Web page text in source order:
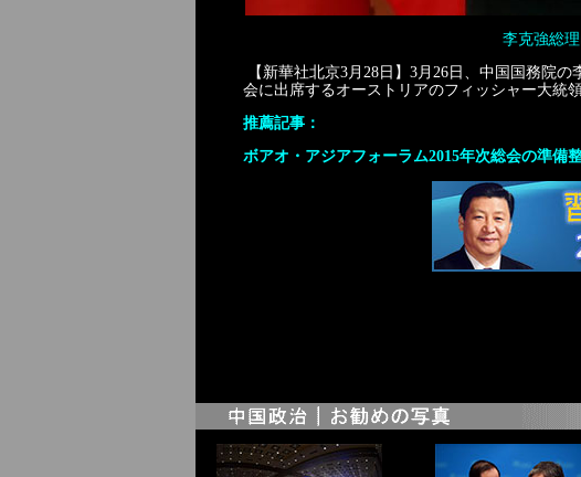
李克強総
【新華社北京3月28日】3月26日、中国国務院
会に出席するオーストリアのフィッシャー大統領
推薦記事：
ボアオ・アジアフォーラム2015年次総会の準備